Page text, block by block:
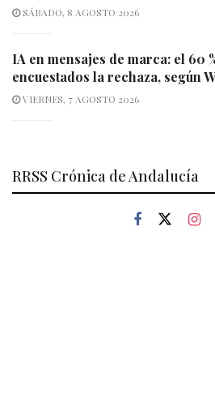
SÁBADO, 8 AGOSTO 2026
IA en mensajes de marca: el 60
encuestados la rechaza, según
VIERNES, 7 AGOSTO 2026
RRSS Crónica de Andalucía